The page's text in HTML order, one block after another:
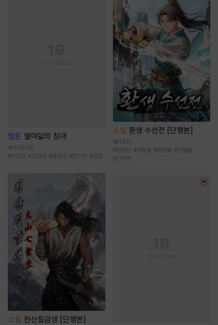
웹툰 열여덟의 침대
536.1만
#초딩공 #집착공 #동정공 #헌신수 #강공
소설 천산칠금생 [단행본]
소설 환생 수선전 [단행본]
1.6만
#먼치킨 #성장물 #환생물 #선협물
#신무협